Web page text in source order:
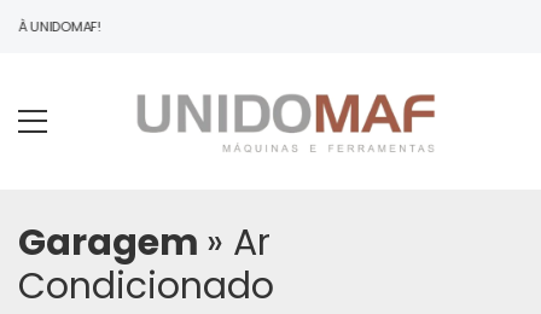
À UNIDOMAF!
Garagem » Ar
Condicionado